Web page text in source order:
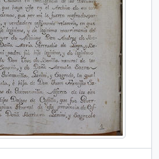
y dispensas matrimoniales, cuentas de cargo y data y documentos diversos
y dispensas matrimoniales, cuentas de cargo y data y documentos diversos
matrimoniales y de capellanías, correspondencia de la Vicaría Foránea de Cartago y documentos diversos
de la Vicaría Foránea de Cartago, cuentas de cargo y data de parroquias y cofradías y documentos diversos
matrimoniales, correspondencia de la Vicaría Foránea, cuentas de cargo y data y documentos diversos
de la Vicaría Foránea, cuentas de cargo y data y documentos diversos
de cargo y data, expedientes matrimoniales y documentos diversos
matrimoniales, correspondencia de la Vicaría Foránea de Cartago y documentos diversos
matrimoniales, correspondencia de la Vicaría Foránea de Cartago, cuentas de cargo y data y documentos diversos
de la Vicaría Foránea de Cartago, expedientes matrimoniales, cuentas de cargo y data y documentos diversos